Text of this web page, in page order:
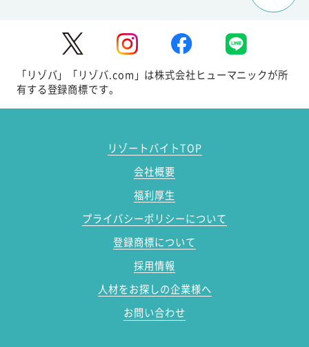
「リゾバ」「リゾバ.com」は株式会社ヒューマニックが所
有する登録商標です。
リゾートバイトTOP
会社概要
福利厚生
プライバシーポリシーについて
登録商標について
採用情報
人材をお探しの企業様へ
お問い合わせ